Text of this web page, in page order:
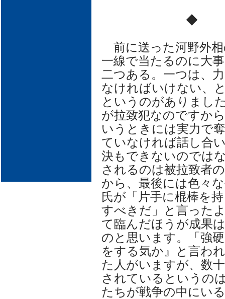
◆
前に送った河野外
一線で当たるのに大
二つある。一つは、
なければいけない、
というのがありまし
が拉致犯なのですか
いうときには実力で
ていなければ話し合
決もできないのでは
されるのは被拉致者
から、最後には色々
氏が「片手に棍棒を
すべきだ」と言った
て臨んだほうが成果
のと思います。「強
をする気か』と言わ
た人がいますが、数
されているというの
たちが戦争の中にい